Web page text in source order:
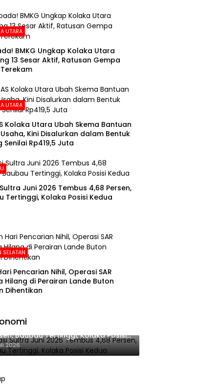
UTARA
BMKG Ungkap Kolaka Utara
13 Sesar Aktif, Ratusan Gempa
UTARA
Kolaka Utara Ubah Skema Bantuan
Kini Disalurkan dalam Bentuk
Senilai Rp419,5 Juta
Juni 2026 Tembus 4,68 Persen,
Tertinggi, Kolaka Posisi Kedua
SELATAN
Pencarian Nihil, Operasi SAR
Hilang di Perairan Lande Buton
Dihentikan
Sultra Juni 2026 Tembus 4,68
Baubau Tertinggi, Kolaka Posisi
2026